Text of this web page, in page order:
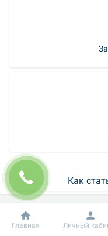
Как
Добробут
Главная Личный